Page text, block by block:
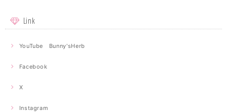
Link
YouTube Bunny'sHerb
Facebook
X
Instagram